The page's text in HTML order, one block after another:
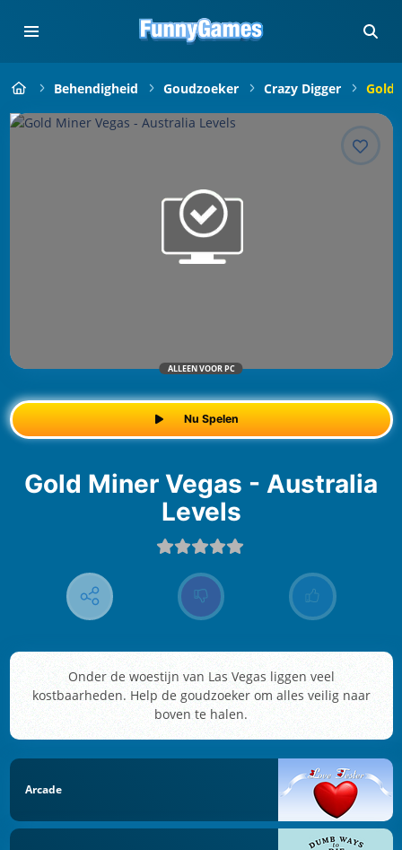
Behendigheid Goudzoeker Crazy Digger Gold
ALLEEN VOOR PC
Nu Spelen
Gold Miner Vegas - Australia
Levels
Onder de woestijn van Las Vegas liggen veel
kostbaarheden. Help de goudzoeker om alles veilig naar
boven te halen.
Arcade